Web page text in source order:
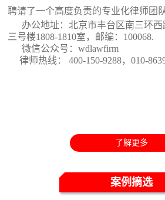
聘请了一个高度负责的专业化律师团队
办公地址：北京市丰台区南三环西
三号楼1808-1810室 ，邮编：100068.
微信公众号：wdlawfirm
律师热线： 400-150-9288，010-
了解更多
案例摘选